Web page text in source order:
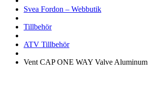
Svea Fordon – Webbutik
Tillbehör
ATV Tillbehör
Vent CAP ONE WAY Valve